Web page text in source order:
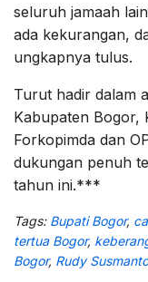
seluruh jamaah
ada kekurangan,
ungkapnya tulus.
Turut hadir dalam
Kabupaten Bogor,
Forkopimda dan
dukungan penuh
tahun ini.***
Tags: Bupati Bogor,
tertua Bogor,
Bogor, Rudy Susmanto